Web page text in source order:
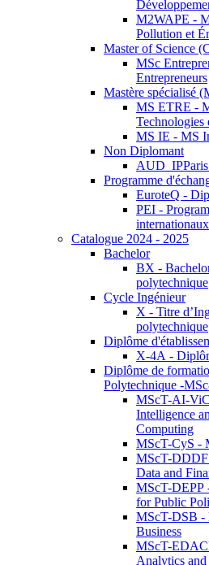
M2WAPE -
Pollution et
Master of Science
MSc
Entrepreneurs
Mastère spécialisé
MS ETRE -
Technologies
MS IE - MS
Non Diplomant
Programme
EuroteQ -
PEI -
internationaux
Catalogue 2024 - 2025
Bachelor
BX -
polytechnique
Cycle Ingénieur
X - Titre
polytechnique
Diplôme
X-4A -
Diplôme de
Polytechnique -
MScT-AI-
Intelligence
Computing
MScT-CyS -
MScT-DDDF
Data and
MScT-DEPP
for Public
MScT-DSB -
Business
MScT-
Analytics